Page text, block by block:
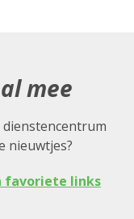
mee
dienstencentrum
nieuwtjes?
favoriete links